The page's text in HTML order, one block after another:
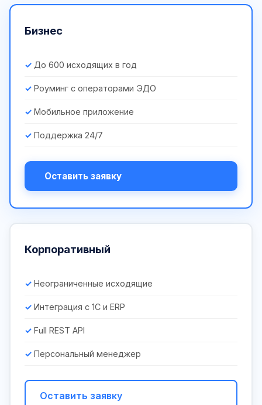
Бизнес
До 600 исходящих в год
Роуминг с операторами ЭДО
Мобильное приложение
Поддержка 24/7
Оставить заявку
Корпоративный
Неограниченные исходящие
Интеграция с 1С и ERP
Full REST API
Персональный менеджер
Оставить заявку